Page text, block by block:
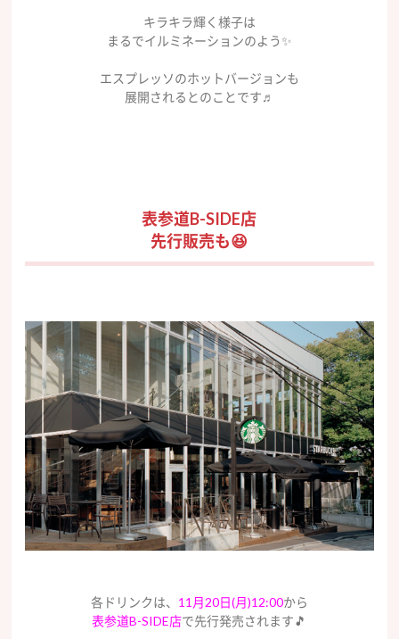
キラキラ輝く様子は
まるでイルミネーションのよう✨
エスプレッソのホットバージョンも
展開されるとのことです♬
表参道B-SIDE店
先行販売も😆
各ドリンクは、 11月20日(月)12:00から
表参道B-SIDE店で先行発売されます🎵